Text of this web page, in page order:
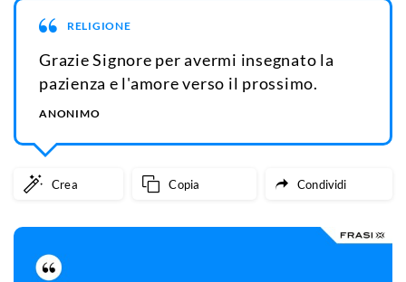
RELIGIONE
Grazie Signore per avermi insegnato la
pazienza e l'amore verso il prossimo.
ANONIMO
Crea Copia Condividi